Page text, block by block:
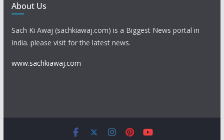
About Us
Sach Ki Awaj (sachkiawaj.com) is a Biggest News portal in
India. please visit for the latest news.
www.sachkiawaj.com